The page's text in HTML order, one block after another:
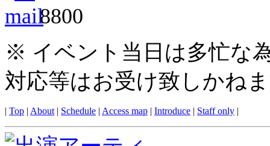
※ イベント当日は多忙な
対応等はお受け致しかね
| Top | About | Schedule | Access map | Introduce | Staff only |